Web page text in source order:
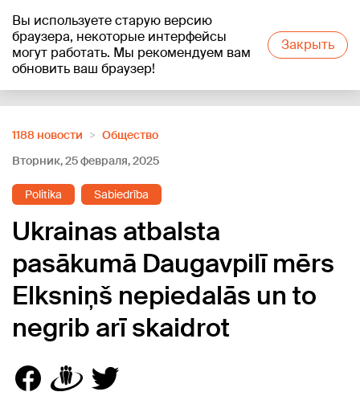
Вы используете старую версию
браузера, некоторые интерфейсы
могут работать. Мы рекомендуем вам
обновить ваш браузер!
Закрыть
+21°C
1188 новости
Oбщество
Вторник, 25 февраля, 2025
Politika Sabiedrība
Ukrainas atbalsta
pasākumā Daugavpilī mērs
Elksniņš nepiedalās un to
negrib arī skaidrot